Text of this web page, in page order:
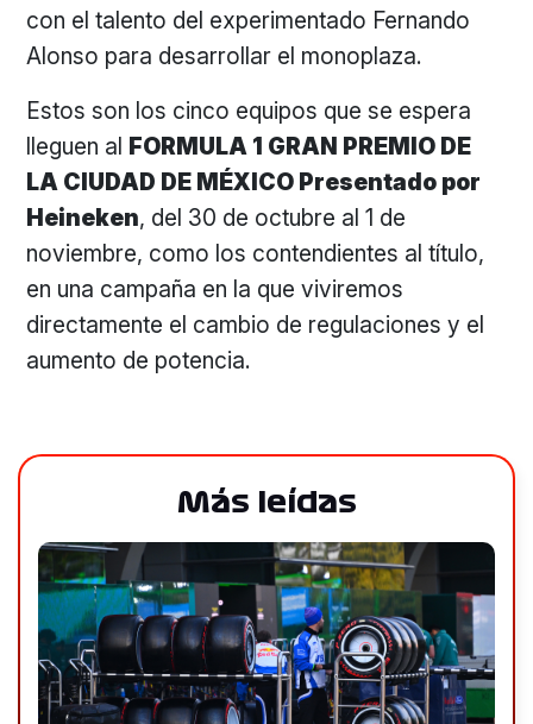
con el talento del experimentado Fernando
Alonso para desarrollar el monoplaza.
Estos son los cinco equipos que se espera
lleguen al FORMULA 1 GRAN PREMIO DE
LA CIUDAD DE MÉXICO Presentado por
Heineken, del 30 de octubre al 1 de
noviembre, como los contendientes al título,
en una campaña en la que viviremos
directamente el cambio de regulaciones y el
aumento de potencia.
Más leídas